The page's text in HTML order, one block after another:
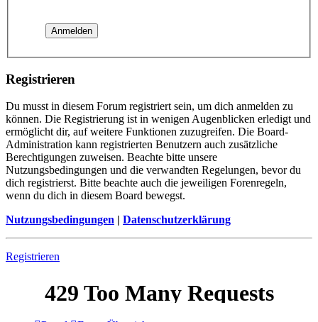
Registrieren
Du musst in diesem Forum registriert sein, um dich anmelden zu
können. Die Registrierung ist in wenigen Augenblicken erledigt und
ermöglicht dir, auf weitere Funktionen zuzugreifen. Die Board-
Administration kann registrierten Benutzern auch zusätzliche
Berechtigungen zuweisen. Beachte bitte unsere
Nutzungsbedingungen und die verwandten Regelungen, bevor du
dich registrierst. Bitte beachte auch die jeweiligen Forenregeln,
wenn du dich in diesem Board bewegst.
Nutzungsbedingungen | Datenschutzerklärung
Registrieren